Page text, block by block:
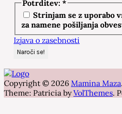
Potrditev: *
Strinjam se z uporabo
za namene pošiljanja
Izjava o zasebnosti
Copyright © 2026 Mamina Maza
Theme: Patricia byVolThemes.